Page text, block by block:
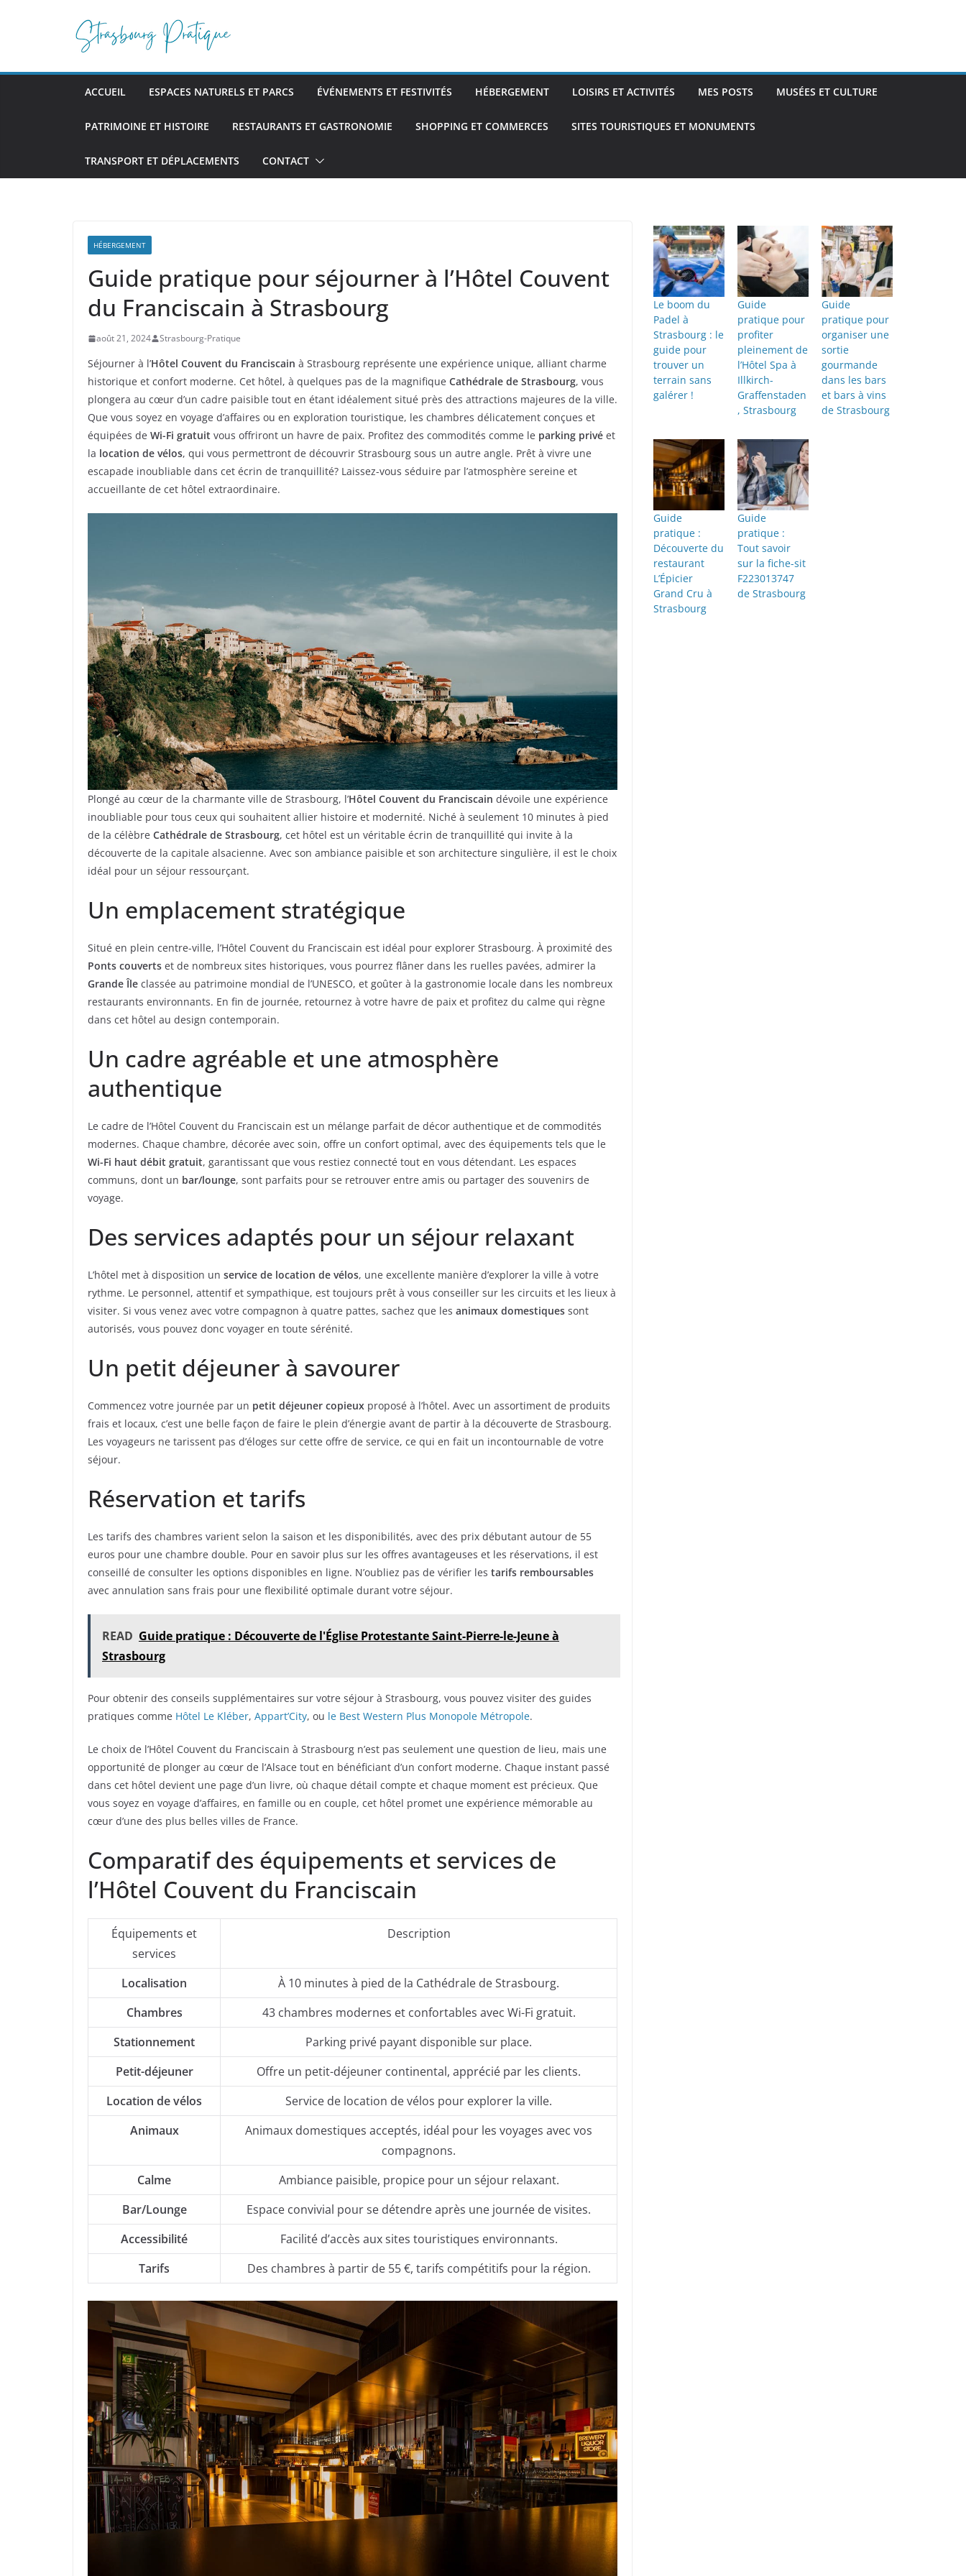
ACCUEIL ESPACES NATURELS ET PARCS ÉVÉNEMENTS ET FESTIVITÉS HÉBERGEMENT LOISIRS ET ACTIVITÉS MES POSTS MUSÉES ET CULTURE
PATRIMOINE ET HISTOIRE RESTAURANTS ET GASTRONOMIE SHOPPING ET COMMERCES SITES TOURISTIQUES ET MONUMENTS
TRANSPORT ET DÉPLACEMENTS CONTACT
HÉBERGEMENT
Guide pratique pour séjourner à l’Hôtel Couvent
du Franciscain à Strasbourg
août 21, 2024 Strasbourg-Pratique
Séjourner à l’Hôtel Couvent du Franciscain à Strasbourg représente une expérience unique, alliant charme
historique et confort moderne. Cet hôtel, à quelques pas de la magnifique Cathédrale de Strasbourg, vous
plongera au cœur d’un cadre paisible tout en étant idéalement situé près des attractions majeures de la ville.
Que vous soyez en voyage d’affaires ou en exploration touristique, les chambres délicatement conçues et
équipées de Wi-Fi gratuit vous offriront un havre de paix. Profitez des commodités comme le parking privé et
la location de vélos, qui vous permettront de découvrir Strasbourg sous un autre angle. Prêt à vivre une
escapade inoubliable dans cet écrin de tranquillité? Laissez-vous séduire par l’atmosphère sereine et
accueillante de cet hôtel extraordinaire.
Plongé au cœur de la charmante ville de Strasbourg, l’Hôtel Couvent du Franciscain dévoile une expérience
inoubliable pour tous ceux qui souhaitent allier histoire et modernité. Niché à seulement 10 minutes à pied
de la célèbre Cathédrale de Strasbourg, cet hôtel est un véritable écrin de tranquillité qui invite à la
découverte de la capitale alsacienne. Avec son ambiance paisible et son architecture singulière, il est le choix
idéal pour un séjour ressourçant.
Un emplacement stratégique
Situé en plein centre-ville, l’Hôtel Couvent du Franciscain est idéal pour explorer Strasbourg. À proximité des
Ponts couverts et de nombreux sites historiques, vous pourrez flâner dans les ruelles pavées, admirer la
Grande Île classée au patrimoine mondial de l’UNESCO, et goûter à la gastronomie locale dans les nombreux
restaurants environnants. En fin de journée, retournez à votre havre de paix et profitez du calme qui règne
dans cet hôtel au design contemporain.
Un cadre agréable et une atmosphère
authentique
Le cadre de l’Hôtel Couvent du Franciscain est un mélange parfait de décor authentique et de commodités
modernes. Chaque chambre, décorée avec soin, offre un confort optimal, avec des équipements tels que le
Wi-Fi haut débit gratuit, garantissant que vous restiez connecté tout en vous détendant. Les espaces
communs, dont un bar/lounge, sont parfaits pour se retrouver entre amis ou partager des souvenirs de
voyage.
Des services adaptés pour un séjour relaxant
L’hôtel met à disposition un service de location de vélos, une excellente manière d’explorer la ville à votre
rythme. Le personnel, attentif et sympathique, est toujours prêt à vous conseiller sur les circuits et les lieux à
visiter. Si vous venez avec votre compagnon à quatre pattes, sachez que les animaux domestiques sont
autorisés, vous pouvez donc voyager en toute sérénité.
Un petit déjeuner à savourer
Commencez votre journée par un petit déjeuner copieux proposé à l’hôtel. Avec un assortiment de produits
frais et locaux, c’est une belle façon de faire le plein d’énergie avant de partir à la découverte de Strasbourg.
Les voyageurs ne tarissent pas d’éloges sur cette offre de service, ce qui en fait un incontournable de votre
séjour.
Réservation et tarifs
Les tarifs des chambres varient selon la saison et les disponibilités, avec des prix débutant autour de 55
euros pour une chambre double. Pour en savoir plus sur les offres avantageuses et les réservations, il est
conseillé de consulter les options disponibles en ligne. N’oubliez pas de vérifier les tarifs remboursables
avec annulation sans frais pour une flexibilité optimale durant votre séjour.
READ Guide pratique : Découverte de l'Église Protestante Saint-Pierre-le-Jeune à
Strasbourg
Pour obtenir des conseils supplémentaires sur votre séjour à Strasbourg, vous pouvez visiter des guides
pratiques comme Hôtel Le Kléber, Appart’City, ou le Best Western Plus Monopole Métropole.
Le choix de l’Hôtel Couvent du Franciscain à Strasbourg n’est pas seulement une question de lieu, mais une
opportunité de plonger au cœur de l’Alsace tout en bénéficiant d’un confort moderne. Chaque instant passé
dans cet hôtel devient une page d’un livre, où chaque détail compte et chaque moment est précieux. Que
vous soyez en voyage d’affaires, en famille ou en couple, cet hôtel promet une expérience mémorable au
cœur d’une des plus belles villes de France.
Comparatif des équipements et services de
l’Hôtel Couvent du Franciscain
Équipements et
services
Description
Localisation
À 10 minutes à pied de la Cathédrale de Strasbourg.
Chambres
43 chambres modernes et confortables avec Wi-Fi gratuit.
Stationnement
Parking privé payant disponible sur place.
Petit-déjeuner
Offre un petit-déjeuner continental, apprécié par les clients.
Location de vélos
Service de location de vélos pour explorer la ville.
Animaux
Animaux domestiques acceptés, idéal pour les voyages avec vos
compagnons.
Calme
Ambiance paisible, propice pour un séjour relaxant.
Bar/Lounge
Espace convivial pour se détendre après une journée de visites.
Accessibilité
Facilité d’accès aux sites touristiques environnants.
Tarifs
Des chambres à partir de 55 €, tarifs compétitifs pour la région.
Le boom du
Padel à
Strasbourg : le
guide pour
trouver un
terrain sans
galérer !
Guide
pratique pour
profiter
pleinement de
l’Hôtel Spa à
Illkirch-
Graffenstaden
, Strasbourg
Guide
pratique pour
organiser une
sortie
gourmande
dans les bars
et bars à vins
de Strasbourg
Guide
pratique :
Découverte du
restaurant
L’Épicier
Grand Cru à
Strasbourg
Guide
pratique :
Tout savoir
sur la fiche-sit
F223013747
de Strasbourg